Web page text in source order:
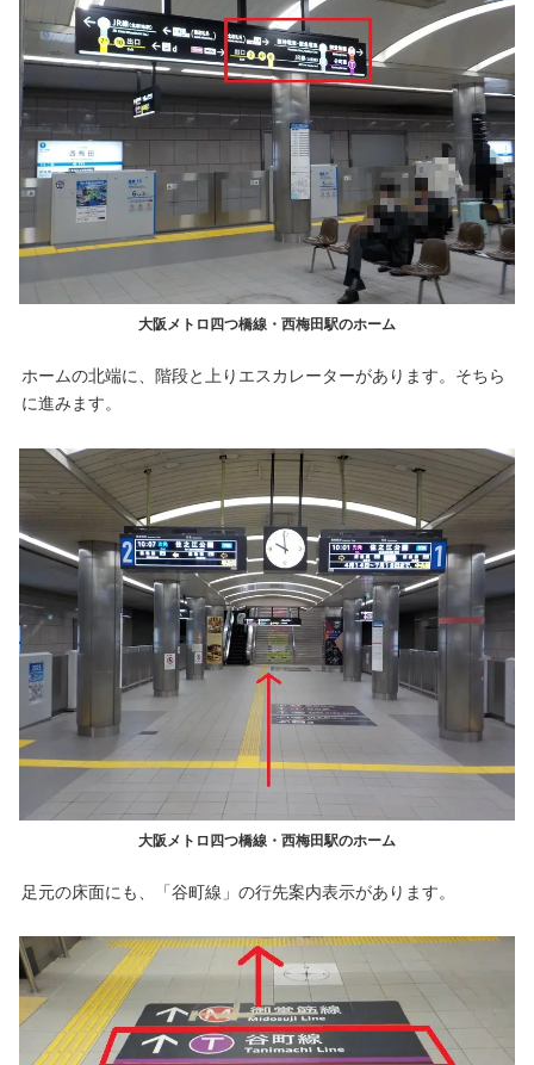
大阪メトロ四つ橋線・西梅田駅のホーム
ホームの北端に、階段と上りエスカレーターがあります。そちら
に進みます。
大阪メトロ四つ橋線・西梅田駅のホーム
足元の床面にも、「谷町線」の行先案内表示があります。